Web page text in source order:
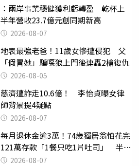
：兩岸事業穩健獲利虧轉盈 乾杯上
半年營收23.7億元創同期新高
2026-08-07
地表最強老爸！11歲女慘遭侵犯 父
「假冒她」騙噁狼上門後連轟2槍復仇
2026-08-05
慈濟遭詐走10.6億！ 李怡貞曝女律
師背景提4疑點
2026-08-07
每月退休金逾3萬！74歲獨居翁怕花完
121萬存款「1餐只吃1片吐司」 半年
後暴瘦嚇壞女兒
2026-08-07